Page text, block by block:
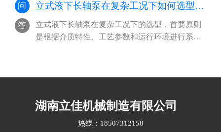
泵使用寿命，必须从“被动维修”转向“系统性预防
维护”，‌最有效的策略是建立基于工况特征的差异
化维护计划，结合关键参数监控与周期性干预，
实现寿命延长30%以上‌。···
问 立式液下长轴泵在复杂工况下如何选型？ ​
答
立式液下长轴泵在复杂工况下的选型，‌首要原则
是根据介质特性、工艺参数和运行环境进行系统
封结构和配套标准多维度综合评估立式液下长轴
泵选型。···
湖南立佳机械制造有限公司
热线：18507312158